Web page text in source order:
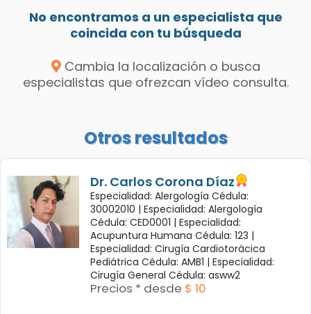
No encontramos a un especialista que
coincida con tu búsqueda
Cambia la localización o busca
especialistas que ofrezcan vídeo consulta.
Otros resultados
Dr. Carlos Corona Díaz
Especialidad: Alergología Cédula:
30002010 | Especialidad: Alergología
Cédula: CED0001 | Especialidad:
Acupuntura Humana Cédula: 123 |
Especialidad: Cirugía Cardiotorácica
Pediátrica Cédula: AMB1 | Especialidad:
Cirugía General Cédula: asww2
Precios * desde $ 10